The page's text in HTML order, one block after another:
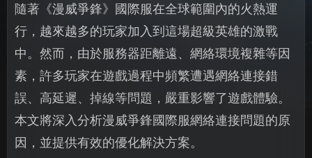
隨著《漫威爭鋒》國際服在全球範圍內的火熱運
行，越來越多的玩家加入到這場超級英雄的激戰
中。然而，由於服務器距離遠、網絡環境複雜等因
素，許多玩家在遊戲過程中頻繁遭遇網絡連接錯
誤、高延遲、掉線等問題，嚴重影響了遊戲體驗。
本文將深入分析漫威爭鋒國際服網絡連接問題的原
因，並提供有效的優化解決方案。